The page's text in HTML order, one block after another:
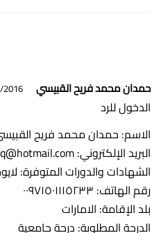
حمدان محمد فريح القبيسي 26/9/
الدخول للرد
الاسم: حمدان محمد فريح
البريد الإلكتروني:
الشهادات والدورات المتوفرة:
رقم الهاتف: ٠٠٩٧١٥٠١١١٥٢٣٣
بلد الإقامة: الامارات
الدرجة المطلوبة: درجة جامعية